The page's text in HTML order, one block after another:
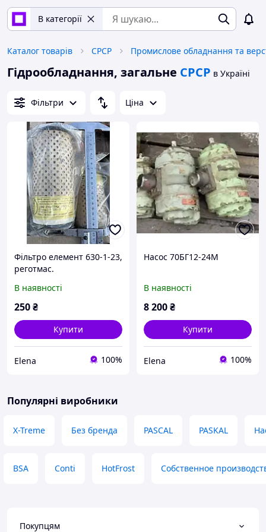
В категорії
Каталог товарів СРСР
Гідрообладнання, загальне СРСР в Україні
Фільтри Ціна
Фільтро елемент 630-1-23,
реготмас.
В наявності
250₴
Купити
Elena 100%
Насос 70БГ12-24М
В наявності
8 200₴
Купити
Elena 100%
Популярні виробники
X-Treme Без бренда PASCAL PASKAL
BSA Conti HotFrost Собственное
Покупцям